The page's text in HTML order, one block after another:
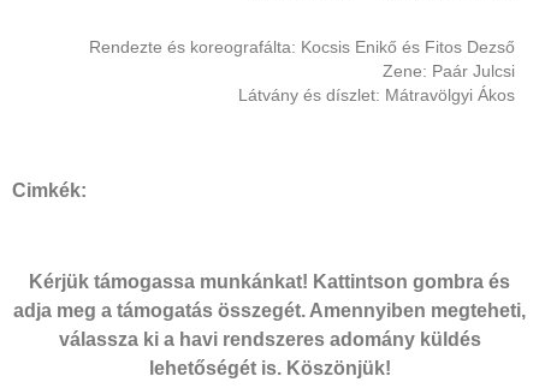
Rendezte és koreografálta: Kocsis Enikő és Fitos Dezső
Zene: Paár Julcsi
Látvány és díszlet: Mátravölgyi Ákos
Cimkék:
Kérjük támogassa munkánkat! Kattintson gombra és
adja meg a támogatás összegét. Amennyiben megteheti,
válassza ki a havi rendszeres adomány küldés
lehetőségét is. Köszönjük!